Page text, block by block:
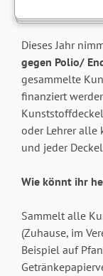
Dieses Jahr
gegen Polio/
gesammelte
finanziert
oder Lehrer alle
und jeder
Wie könnt ihr
Sammelt alle
(Zuhause, im
Beispiel auf